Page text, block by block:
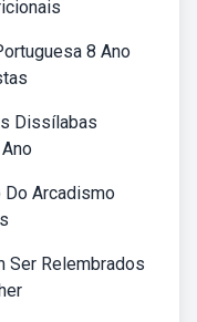
8 Ano
Dissílabas
Arcadismo
Ser Relembrados